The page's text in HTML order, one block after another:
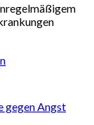
gegen Angst